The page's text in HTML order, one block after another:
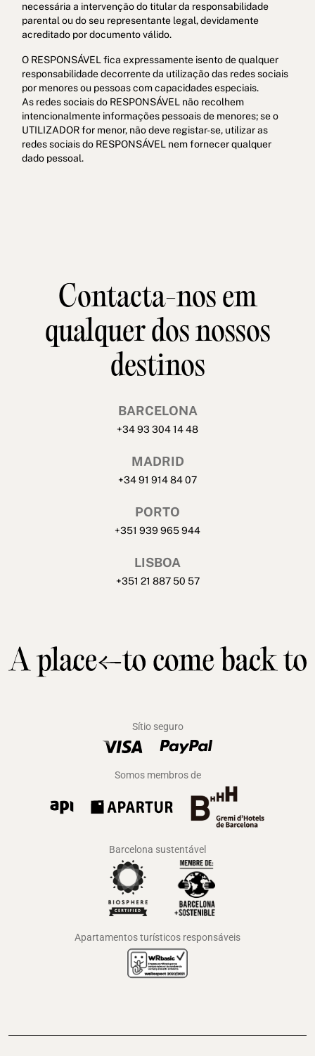
necessária a intervenção do titular da responsabilidade
parental ou do seu representante legal, devidamente
acreditado por documento válido.
O RESPONSÁVEL fica expressamente isento de qualquer
responsabilidade decorrente da utilização das redes sociais
por menores ou pessoas com capacidades especiais.
As redes sociais do RESPONSÁVEL não recolhem
intencionalmente informações pessoais de menores; se o
UTILIZADOR for menor, não deve registar-se, utilizar as
redes sociais do RESPONSÁVEL nem fornecer qualquer
dado pessoal.
Contacta-nos em
qualquer dos nossos
destinos
BARCELONA
+34 93 304 14 48
MADRID
+34 91 914 84 07
PORTO
+351 939 965 944
LISBOA
+351 21 887 50 57
Sítio seguro
Somos membros de
Barcelona sustentável
Apartamentos turísticos responsáveis